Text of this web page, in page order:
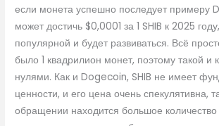
если монета успешно последует примеру
может достичь $0,0001 за 1 SHIB к 2025
популярной и будет развиваться. Всё
было 1 квадрилион монет, поэтому такой и
нулями. Как и Dogecoin, SHIB не имеет
ценности, и его цена очень спекулятивна,
обращении находится большое